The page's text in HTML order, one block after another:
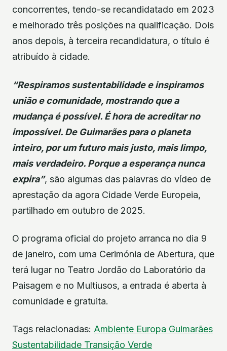
concorrentes, tendo-se recandidatado em 2023
e melhorado três posições na qualificação. Dois
anos depois, à terceira recandidatura, o título é
atribuído à cidade.
“Respiramos sustentabilidade e inspiramos
união e comunidade, mostrando que a
mudança é possível. É hora de acreditar no
impossível. De Guimarães para o planeta
inteiro, por um futuro mais justo, mais limpo,
mais verdadeiro. Porque a esperança nunca
expira”, são algumas das palavras do vídeo de
aprestação da agora Cidade Verde Europeia,
partilhado em outubro de 2025.
O programa oficial do projeto arranca no dia 9
de janeiro, com uma Cerimónia de Abertura, que
terá lugar no Teatro Jordão do Laboratório da
Paisagem e no Multiusos, a entrada é aberta à
comunidade e gratuita.
Tags relacionadas: Ambiente Europa Guimarães
Sustentabilidade Transição Verde